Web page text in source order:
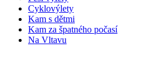
Cyklovýlety
Kam s dětmi
Kam za špatného počasí
Na Vltavu